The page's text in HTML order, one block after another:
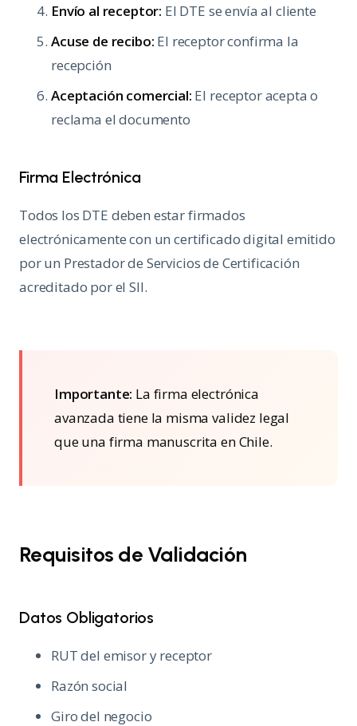
Envío al receptor: El DTE se envía al cliente
Acuse de recibo: El receptor confirma la
recepción
Aceptación comercial: El receptor acepta o
reclama el documento
Firma Electrónica
Todos los DTE deben estar firmados
electrónicamente con un certificado digital emitido
por un Prestador de Servicios de Certificación
acreditado por el SII.
Importante: La firma electrónica
avanzada tiene la misma validez legal
que una firma manuscrita en Chile.
Requisitos de Validación
Datos Obligatorios
RUT del emisor y receptor
Razón social
Giro del negocio